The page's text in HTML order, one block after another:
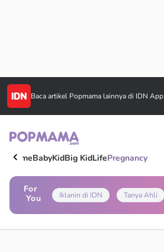
Baca artikel Popmama lainnya di IDN App
HomeBabyKidBig KidLifePregnancy
For
You
Iklanin di IDN Tanya Ahli